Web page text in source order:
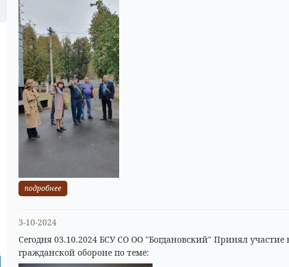
подробнее
3-10-2024
Сегодня 03.10.2024 БСУ СО ОО "Богдановский" Принял
гражданской обороне по теме: